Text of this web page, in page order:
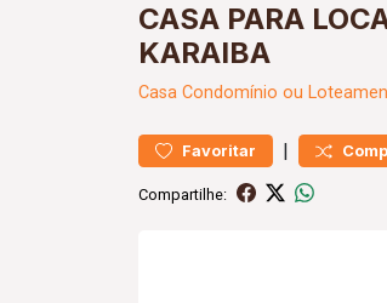
CASA PARA
KARAIBA
Casa Condomínio ou
Favoritar |
Compartilhe: